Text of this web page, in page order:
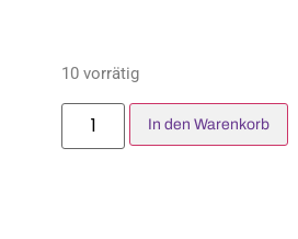
10 vorrätig
In den Warenkorb